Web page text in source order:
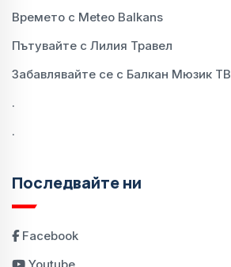
Времето с Meteo Balkans
Пътувайте с Лилия Травел
Забавлявайте се с Балкан Мюзик ТВ
.
.
Последвайте ни
Facebook